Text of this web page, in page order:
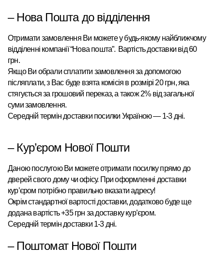
– Нова Пошта до відділення
Отримати замовлення Ви можете у будь-якому найближчому
відділенні компанії “Нова пошта”. Вартість доставки від 60
грн.
Якщо Ви обрали сплатити замовлення за допомогою
післяплати, з Вас буде взята комісія в розмірі 20 грн, яка
стягується за грошовий переказ, а також 2% від загальної
суми замовлення.
Середній термін доставки посилки Україною — 1-3 дні.
– Кур’єром Нової Пошти
Даною послугою Ви можете отримати посилку прямо до
дверей свого дому чи офісу. При оформленні доставки
кур’єром потрібно правильно вказати адресу!
Окрім стандартної вартості доставки, додатково буде ще
додана вартість +35 грн за доставку кур’єром.
Середній термін доставки 1-3 дні.
– Поштомат Нової Пошти